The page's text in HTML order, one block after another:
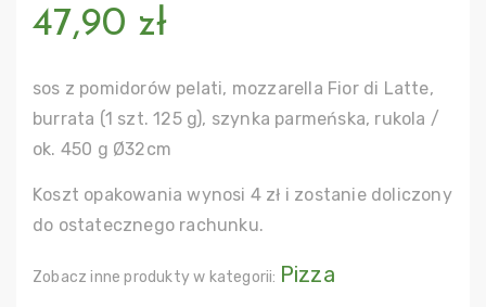
47,90 zł
sos z pomidorów pelati, mozzarella Fior di Latte,
burrata (1 szt. 125 g), szynka parmeńska, rukola /
ok. 450 g Ø32cm
Koszt opakowania wynosi 4 zł i zostanie doliczony
do ostatecznego rachunku.
Zobacz inne produkty w kategorii: Pizza